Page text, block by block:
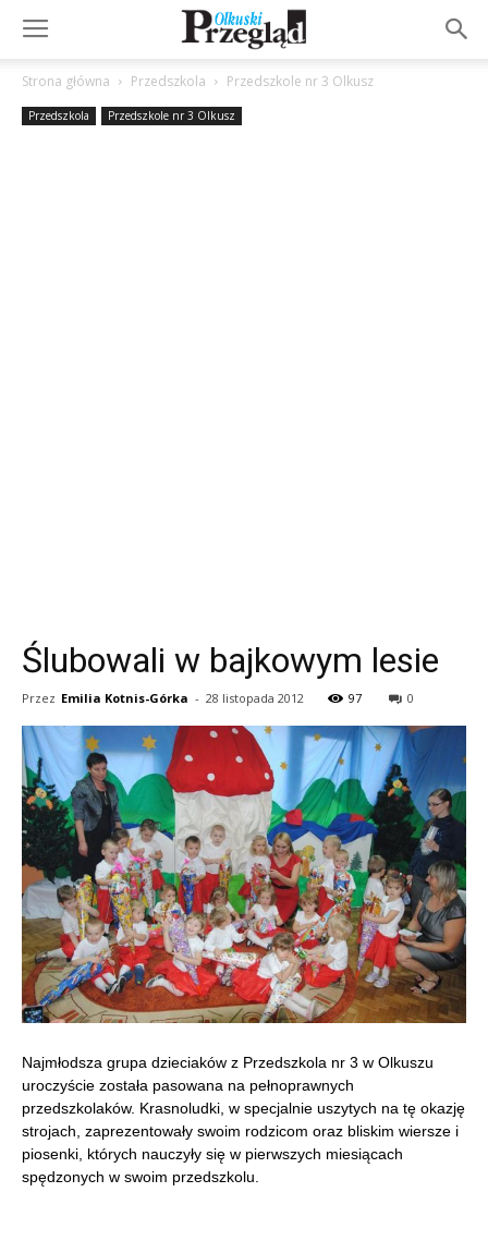
Strona główna Przedszkola Przedszkole nr 3 Olkusz
Przedszkola Przedszkole nr 3 Olkusz
Ślubowali w bajkowym lesie
Przez Emilia Kotnis-Górka - 28 listopada 2012 97 0
Najmłodsza grupa dzieciaków z Przedszkola nr 3 w Olkuszu
uroczyście została pasowana na pełnoprawnych
przedszkolaków. Krasnoludki, w specjalnie uszytych na tę okazję
strojach, zaprezentowały swoim rodzicom oraz bliskim wiersze i
piosenki, których nauczyły się w pierwszych miesiącach
spędzonych w swoim przedszkolu.